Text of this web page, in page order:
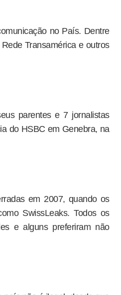
no País. Dentre
Transamérica e outros
parentes e 7 jornalistas
do HSBC em Genebra, na
em 2007, quando os
SwissLeaks. Todos os
e alguns preferiram não